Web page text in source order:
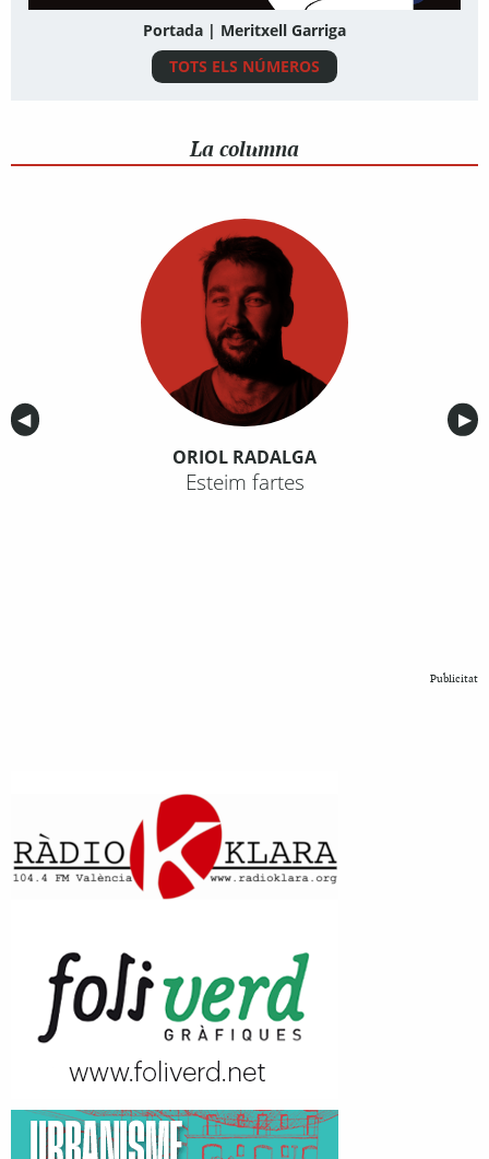
Portada | Meritxell Garriga
TOTS ELS NÚMEROS
La columna
Anterior
◀︎ ▶︎
ORIOL RADALGA
Esteim fartes
Publicitat